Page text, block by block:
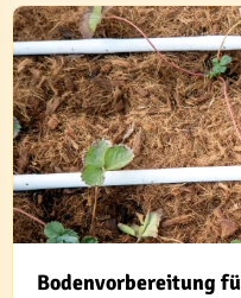
Bodenvorbereitung